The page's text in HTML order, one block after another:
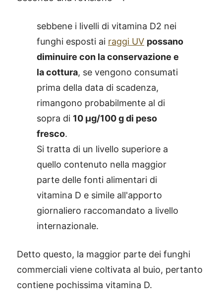
sebbene i livelli di vitamina D2 nei
funghi esposti ai raggi UV possano
diminuire con la conservazione e
la cottura, se vengono consumati
prima della data di scadenza,
rimangono probabilmente al di
sopra di 10 μg/100 g di peso
fresco.
Si tratta di un livello superiore a
quello contenuto nella maggior
parte delle fonti alimentari di
vitamina D e simile all'apporto
giornaliero raccomandato a livello
internazionale.
Detto questo, la maggior parte dei funghi
commerciali viene coltivata al buio, pertanto
contiene pochissima vitamina D.